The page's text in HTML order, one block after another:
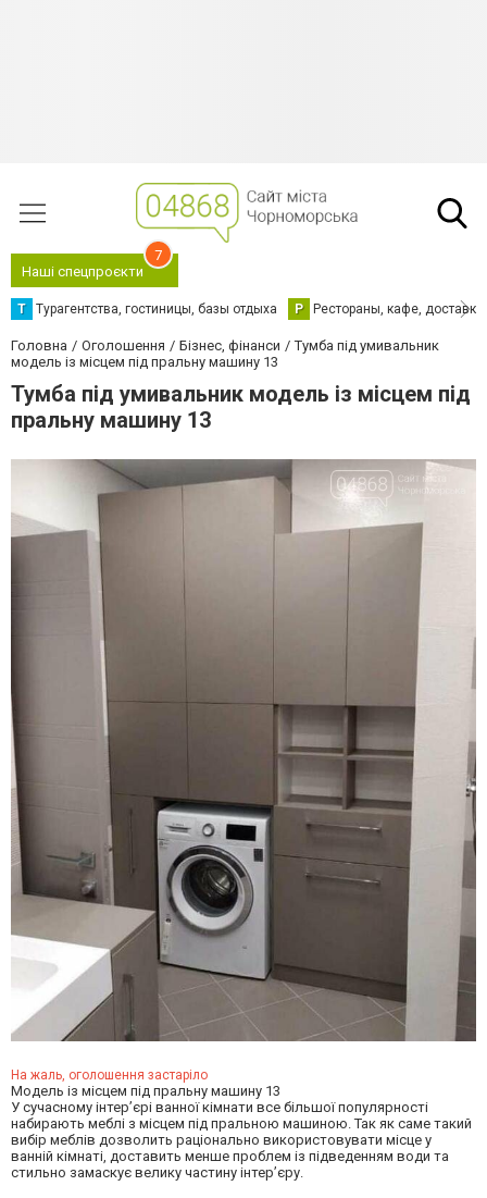
Наші спецпроєкти
7
Т Турагентства, гостиницы, базы отдыха Р Рестораны, кафе,
Головна Оголошення Бізнес, фінанси
Тумба під умивальник
модель із місцем під пральну машину 13
Тумба під умивальник модель із місцем під
пральну машину 13
На жаль, оголошення застаріло
Модель із місцем під пральну машину 13
У сучасному інтер’єрі ванної кімнати все більшої популярності
набирають меблі з місцем під пральною машиною. Так як саме такий
вибір меблів дозволить раціонально використовувати місце у
ванній кімнаті, доставить менше проблем із підведенням води та
стильно замаскує велику частину інтер’єру.